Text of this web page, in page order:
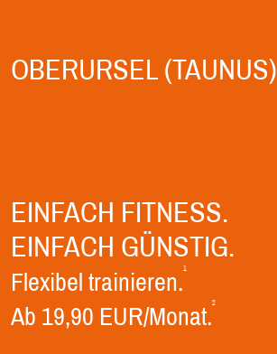
OBERURSEL (TAUNUS)
EINFACH FITNESS.
EINFACH GÜNSTIG.
Flexibel trainieren.1
Ab 19,90 EUR/Monat.2